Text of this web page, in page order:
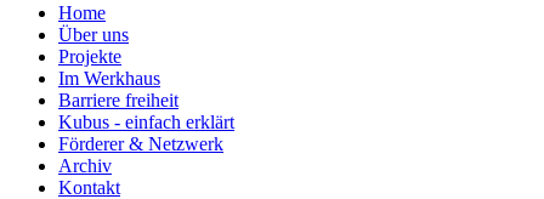
Home
Über uns
Projekte
Im Werkhaus
Barriere freiheit
Kubus - einfach erklärt
Förderer & Netzwerk
Archiv
Kontakt